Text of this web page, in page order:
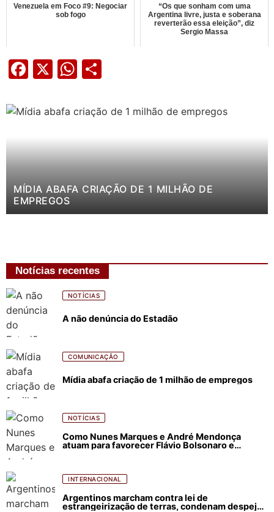
Venezuela em Foco #9: Negociar
sob fogo
“Os que sonham com uma
Argentina livre, justa e soberana
reverterão essa eleição”, diz
Sergio Massa
Facebook
X WhatsApp
MÍDIA ABAFA CRIAÇÃO DE 1 MILHÃO DE
EMPREGOS
Notícias recentes
NOTÍCIAS
A não denúncia do Estadão
COMUNICAÇÃO
Mídia abafa criação de 1 milhão de empregos
NOTÍCIAS
Como Nunes Marques e André Mendonça
atuam para favorecer Flávio Bolsonaro e
INTERNACIONAL
Argentinos marcham contra lei de
estrangeirização de terras, condenam despejos